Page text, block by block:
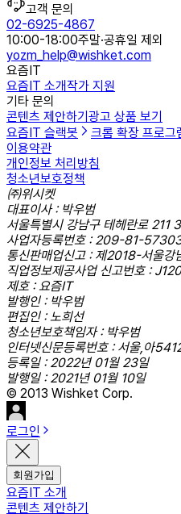
고객 문의
02-6925-4867
10:00-18:00주말·공휴일 제외
yozm_help@wishket.com
요즘IT
요즘IT 소개작가 지원
기타 문의
콘텐츠 제안하기광고 상품 보기
요즘IT 슬랙봇
크롬 확장 프로그
이용약관
개인정보 처리방침
청소년보호정책
㈜위시켓
대표이사 : 박우범
서울특별시 강남구 테헤란로 211
사업자등록번호 : 209-81-
통신판매업신고 : 제2018-서울
직업정보제공사업 신고번호 :
제호 : 요즘IT
발행인 : 박우범
편집인 : 노희선
청소년보호책임자 : 박우범
인터넷신문등록번호 : 서울,아
등록일 : 2022년 01월 23일
발행일 : 2021년 01월 10일
© 2013 Wishket Corp.
로그인
회원가입
요즘IT 소개
콘텐츠 제안하기